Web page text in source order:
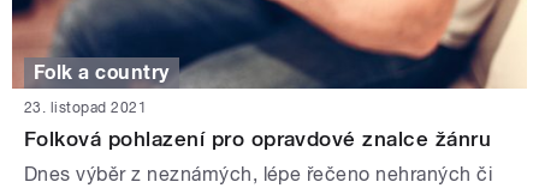
Folk a country
23. listopad 2021
Folková pohlazení pro opravdové znalce žánru
Dnes výběr z neznámých, lépe řečeno nehraných či